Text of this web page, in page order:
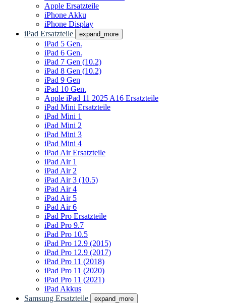
Apple Ersatzteile
iPhone Akku
iPhone Display
iPad Ersatzteile
expand_more
iPad 5 Gen.
iPad 6 Gen.
iPad 7 Gen (10.2)
iPad 8 Gen (10.2)
iPad 9 Gen
iPad 10 Gen.
Apple iPad 11 2025 A16 Ersatzteile
iPad Mini Ersatzteile
iPad Mini 1
iPad Mini 2
iPad Mini 3
iPad Mini 4
iPad Air Ersatzteile
iPad Air 1
iPad Air 2
iPad Air 3 (10.5)
iPad Air 4
iPad Air 5
iPad Air 6
iPad Pro Ersatzteile
iPad Pro 9.7
iPad Pro 10.5
iPad Pro 12.9 (2015)
iPad Pro 12.9 (2017)
iPad Pro 11 (2018)
iPad Pro 11 (2020)
iPad Pro 11 (2021)
iPad Akkus
Samsung Ersatzteile
expand_more